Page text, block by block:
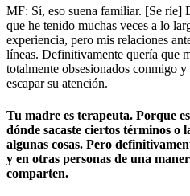
MF: Sí, eso suena familiar. [Se ríe]
que he tenido muchas veces a lo
experiencia, pero mis relaciones
líneas. Definitivamente quería que
totalmente obsesionados conmigo
escapar su atención.
Tu madre es terapeuta. Porque
dónde sacaste ciertos términos o
algunas cosas. Pero
y en otras personas de una
comparten.